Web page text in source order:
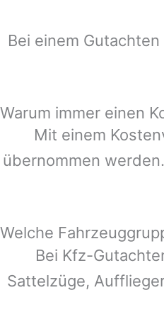
Bei einem Gutachten
Warum immer einen
Mit einem
übernommen
Welche
Bei Kfz-
Sattelzüge,